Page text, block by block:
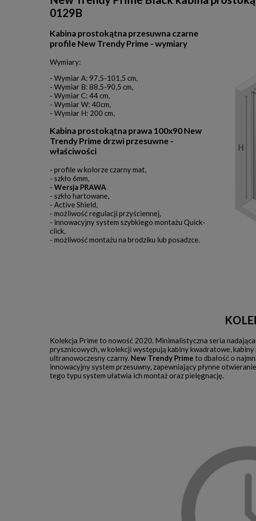
0129B
Kabina prostokątna przesuwna czarne
profile New Trendy Prime - wymiary
Wymiary:
- Wymiar A: 97,5-101,5 cm,
- Wymiar B: 88,5-90,5 cm,
- Wymiar C: 44 cm,
- Wymiar W: 40cm,
- Wymiar H: 200 cm,
Kabina prostokątna prawa 100x90 New
Trendy Prime drzwi przesuwne -
właściwości
- profile w kolorze czarny mat,
- szkło 6mm,
- Wersja PRAWA
- szkło hartowane,
- Active Shield,
- możliwość regulacji przyściennej,
- innowacyjny system szybkiego montażu Quick-
click,
- możliwość montażu na brodziku lub posadzce.
Kolekcja Prime to nowość 2020. Minimalistyczna seria
prysznicowych, w kolekcji występują kabiny kwadratowe,
ultranowoczesny czarny. New Trendy Prime to dbałość o
innowacyjny system przesuwny, zapewniający płynne
tego typu system ułatwia ich montaż oraz pielęgnację.